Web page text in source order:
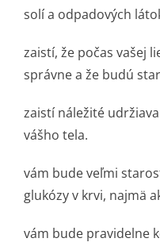
solí a odpadových
zaistí, že počas vašej
správne a že budú
zaistí náležité
vášho tela.
vám bude veľmi
glukózy v krvi, najmä
vám bude pravidelne